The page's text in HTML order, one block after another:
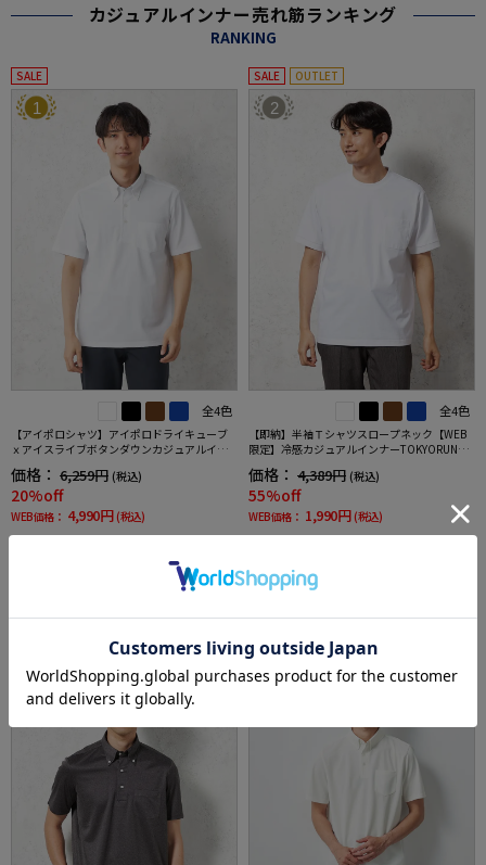
カジュアルインナー売れ筋ランキング
RANKING
SALE
1
全4色
【アイポロシャツ】アイポロドライキューブ
ｘアイスライブボタンダウンカジュアルイン
ナー吸汗速乾抗菌加工ストレッチ形態安定春
夏
価格： 6,259円 (税込)
20%off
WEB価格： 4,990円 (税込)
★2点で1,000円OFF／3点で3,00
SALE OUTLET
2
全4色
【即納】半袖Ｔシャツスロープネック【WEB
限定】冷感カジュアルインナーTOKYORUN春
夏
価格： 4,389円 (税込)
55%off
WEB価格： 1,990円 (税込)
4.7
3
SALE OUTLET
4